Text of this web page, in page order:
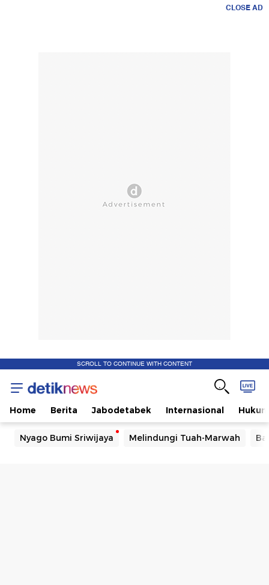
CLOSE AD
SCROLL TO CONTINUE WITH CONTENT
Home Berita Jabodetabek Internasional Hukum
Nyago Bumi Sriwijaya Melindungi Tuah-Marwah